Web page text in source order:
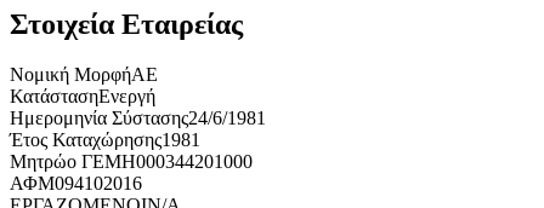
Στοιχεία Εταιρείας
Νομική ΜορφήΑΕ
ΚατάστασηΕνεργή
Ημερομηνία Σύστασης24/6/1981
Έτος Καταχώρησης1981
Μητρώο ΓΕΜΗ000344201000
ΑΦΜ094102016